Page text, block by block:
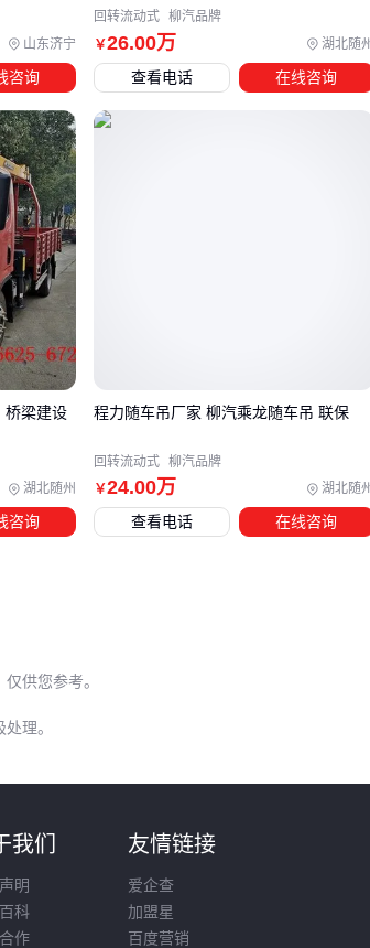
平方米以上的接触面积。
使用中这些细节决定设备寿命
的影响往往比硬件配置更大：
压油温低于10℃时，至少空载运转5分钟再作业
每月检查
对不能用吊臂横向拖拽货物，这会导致支腿受
贴载荷表，操作员每次作业前核对幅度-重量关
起重机遥控器
匹配"你的常规作业半径"和"最常吊运的货物特
个核心要素，再考虑折臂随车吊
，最后用配套设备补齐安全短板。记住，最适
既不用频繁超载，又不会长期大马拉小车的那
山东济宁
咨询
￥26.00万 湖北随
回转流动式 柳汽品牌
查看电话 在线咨询
湖北随州
桥梁建设
咨询
￥24.00万 湖北随
程力随车吊厂家 柳汽乘龙随车吊 联保
回转流动式 柳汽品牌
查看电话 在线咨询
供您参考。
理。
我们
明
科
作
友情链接
爱企查
加盟星
百度营销